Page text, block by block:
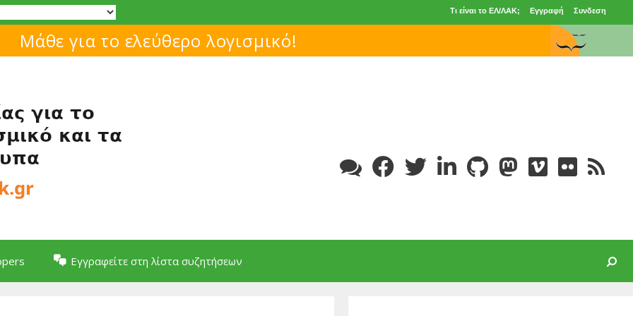
Τι είναι το ΕΛ/ΛΑΚ; Εγγραφή Συνδεση
Μάθε για το ελεύθερο λογισμικό!
Εγγραφείτε στη λίστα συζητήσεων Search